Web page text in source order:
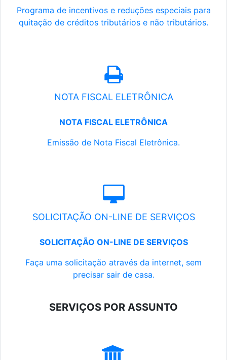
Programa de incentivos e reduções especiais para
quitação de créditos tributários e não tributários.
NOTA FISCAL ELETRÔNICA
NOTA FISCAL ELETRÔNICA
Emissão de Nota Fiscal Eletrônica.
SOLICITAÇÃO ON-LINE DE SERVIÇOS
SOLICITAÇÃO ON-LINE DE SERVIÇOS
Faça uma solicitação através da internet, sem
precisar sair de casa.
SERVIÇOS POR ASSUNTO